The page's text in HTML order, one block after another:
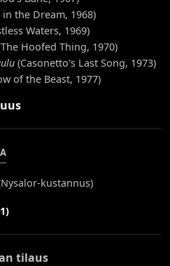
in the Dream, 1968)
Waters, 1969)
Hoofed Thing, 1970)
(Casonetto's Last Song, 1973)
of the Beast, 1977)
Nysalor-kustannus)
tilaus